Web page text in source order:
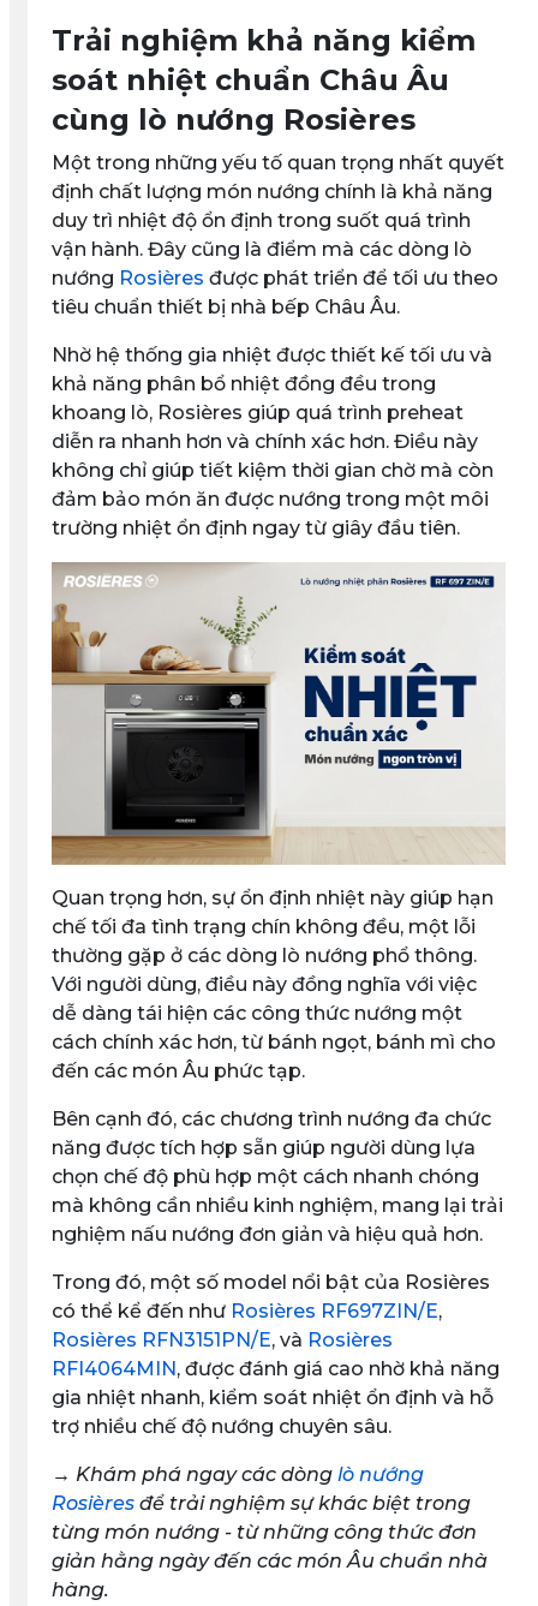
Trải nghiệm khả năng kiểm
soát nhiệt chuẩn Châu Âu
cùng lò nướng Rosières
Một trong những yếu tố quan trọng nhất quyết
định chất lượng món nướng chính là khả năng
duy trì nhiệt độ ổn định trong suốt quá trình
vận hành. Đây cũng là điểm mà các dòng lò
nướng Rosières được phát triển để tối ưu theo
tiêu chuẩn thiết bị nhà bếp Châu Âu.
Nhờ hệ thống gia nhiệt được thiết kế tối ưu và
khả năng phân bổ nhiệt đồng đều trong
khoang lò, Rosières giúp quá trình preheat
diễn ra nhanh hơn và chính xác hơn. Điều này
không chỉ giúp tiết kiệm thời gian chờ mà còn
đảm bảo món ăn được nướng trong một môi
trường nhiệt ổn định ngay từ giây đầu tiên.
Quan trọng hơn, sự ổn định nhiệt này giúp hạn
chế tối đa tình trạng chín không đều, một lỗi
thường gặp ở các dòng lò nướng phổ thông.
Với người dùng, điều này đồng nghĩa với việc
dễ dàng tái hiện các công thức nướng một
cách chính xác hơn, từ bánh ngọt, bánh mì cho
đến các món Âu phức tạp.
Bên cạnh đó, các chương trình nướng đa chức
năng được tích hợp sẵn giúp người dùng lựa
chọn chế độ phù hợp một cách nhanh chóng
mà không cần nhiều kinh nghiệm, mang lại trải
nghiệm nấu nướng đơn giản và hiệu quả hơn.
Trong đó, một số model nổi bật của Rosières
có thể kể đến như Rosières RF697ZIN/E,
Rosières RFN3151PN/E, và Rosières
RFI4064MIN , được đánh giá cao nhờ khả năng
gia nhiệt nhanh, kiểm soát nhiệt ổn định và hỗ
trợ nhiều chế độ nướng chuyên sâu.
→ Khám phá ngay các dòng lò nướng
Rosièresđể trải nghiệm sự khác biệt trong
từng món nướng - từ những công thức đơn
giản hằng ngày đến các món Âu chuẩn nhà
hàng.